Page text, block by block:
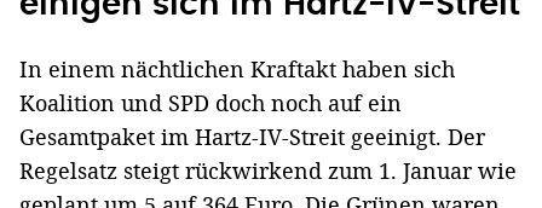
In einem nächtlichen Kraftakt haben sich
Koalition und SPD doch noch auf ein
Gesamtpaket im Hartz-IV-Streit geeinigt. Der
Regelsatz steigt rückwirkend zum 1. Januar wie